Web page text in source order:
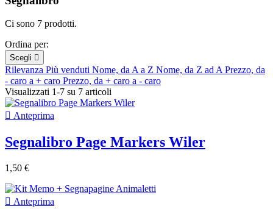
Ci sono 7 prodotti.
Ordina per:
Scegli 
Rilevanza Più venduti Nome, da A a Z Nome, da Z ad APrezzo, da
- caro a + caro Prezzo, da + caro a - caro
Visualizzati 1-7 su 7 articoli
 Anteprima
Segnalibro Page Markers Wiler
1,50 €
 Anteprima